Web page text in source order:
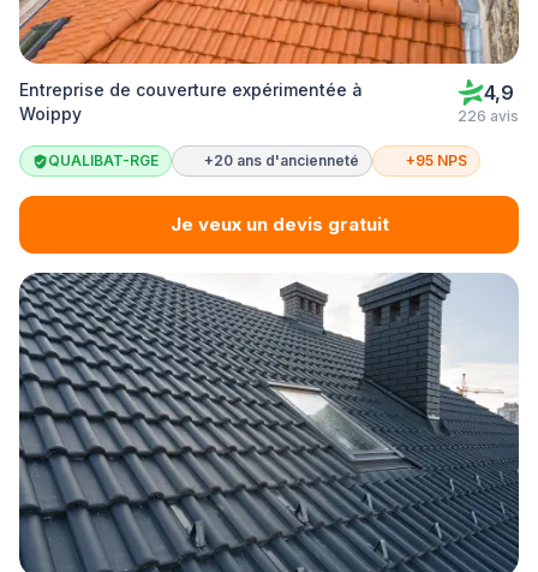
Entreprise de couverture expérimentée à
Woippy
4,9
226 avis
QUALIBAT-RGE +20 ans d'ancienneté +95 NPS
Je veux un devis gratuit